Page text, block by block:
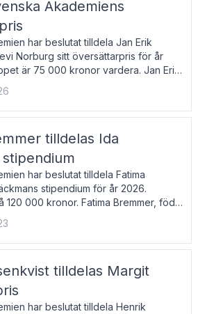
Akademiens
har beslutat tilldela Jan Erik
Norburg sitt översättarpris för år
är 75 000 kronor vardera. Jan Erik
är översättare från tyska. Han är
översät
tilldelas Ida
har beslutat tilldela Fatima
stipendium för år 2026.
120 000 kronor. Fatima Bremmer, född
och författare. Hon utkom i fjol med
blodsyst
tilldelas Margit
har beslutat tilldela Henrik